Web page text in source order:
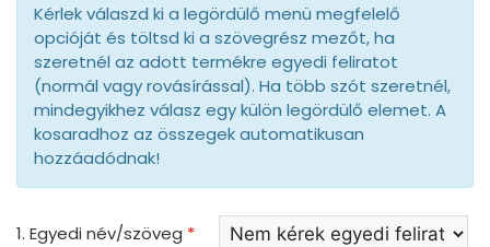
Kérlek válaszd ki a legördülő menü megfelelő
opcióját és töltsd ki a szövegrész mezőt, ha
szeretnél az adott termékre egyedi feliratot
(normál vagy rovásírással). Ha több szót szeretnél,
mindegyikhez válasz egy külön legördülő elemet. A
kosaradhoz az összegek automatikusan
hozzáadódnak!
1. Egyedi név/szöveg *